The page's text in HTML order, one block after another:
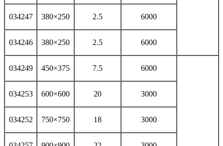
034247 380×250 2.5 6000
034246 380×250 2.5 6000
034249 450×375 7.5 6000
034253 600×600 20 3000
034252 750×750 18 3000